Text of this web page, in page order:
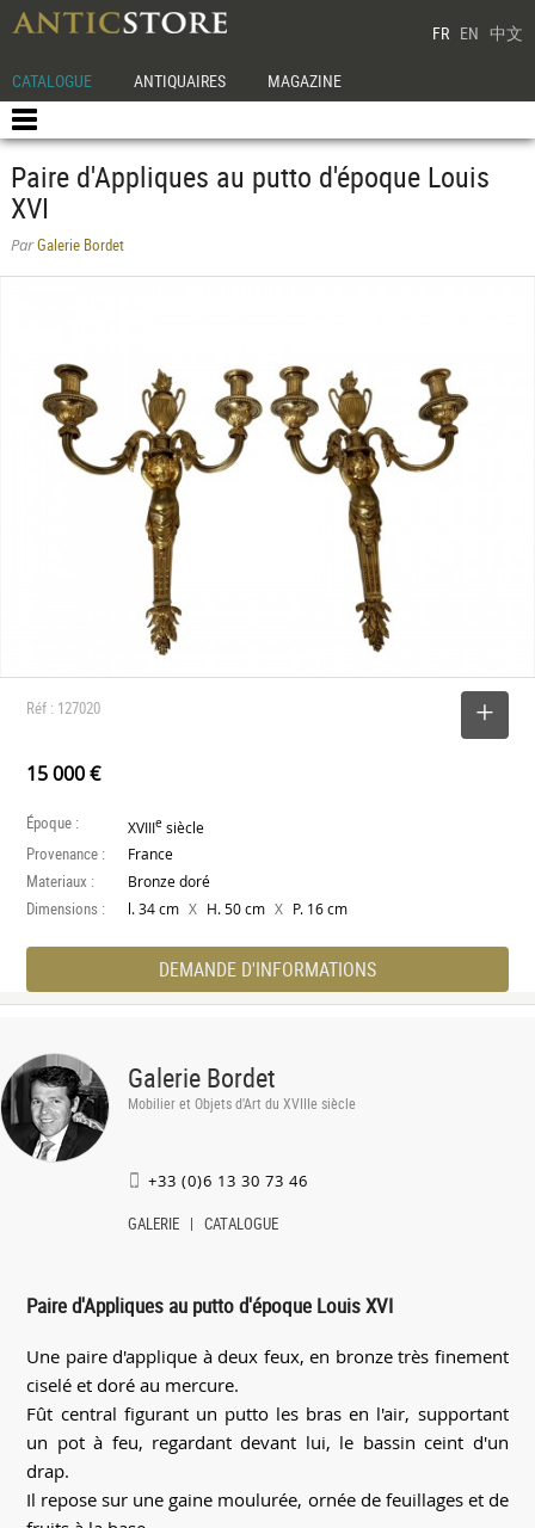
FR EN 中文
CATALOGUE ANTIQUAIRES MAGAZINE
Paire d'Appliques au putto d'époque Louis
XVI
ParGalerie Bordet
Réf : 127020
15 000 €
Époque : XVIIIe siècle
Provenance : France
Materiaux : Bronze doré
Dimensions : l. 34 cm X H. 50 cm X P. 16 cm
DEMANDE D'INFORMATIONS
Galerie Bordet
Mobilier et Objets d'Art du XVIIIe siècle
+33 (0)6 13 30 73 46
GALERIE CATALOGUE
Paire d'Appliques au putto d'époque Louis XVI
Une paire d'applique à deux feux, en bronze très finement
ciselé et doré au mercure.
Fût central figurant un putto les bras en l'air, supportant
un pot à feu, regardant devant lui, le bassin ceint d'un
drap.
Il repose sur une gaine moulurée, ornée de feuillages et de